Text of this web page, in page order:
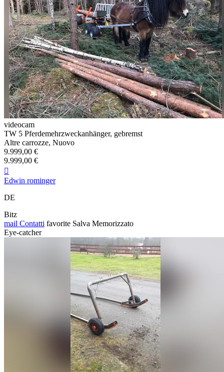
videocam
TW 5 Pferdemehrzweckanhänger, gebremst
Altre carrozze, Nuovo
9.999,00 €
9.999,00 €

Edwin rominger
DE
Bitz
mail Contatti favorite Salva Memorizzato
Eye-catcher